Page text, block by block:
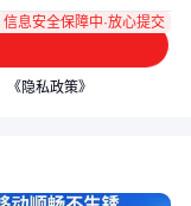
信息安全保障中·放心提交
《隐私政策》